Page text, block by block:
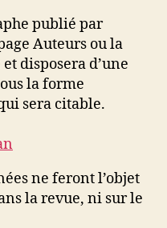
publié par
Auteurs ou la
disposera d’une
la forme
sera citable.
ne feront l’objet
la revue, ni sur le